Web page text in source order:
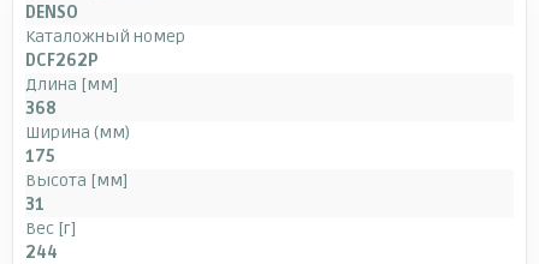
DENSO
Каталожный номер
DCF262P
Длина [мм]
368
Ширина (мм)
175
Высота [мм]
31
Вес [г]
244